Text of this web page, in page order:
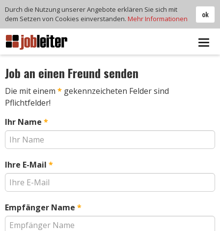
Job an einen Freund senden
Die mit einem * gekennzeicheten Felder sind
Pflichtfelder!
Ihr Name *
Ihre E-Mail *
Empfänger Name *
ok
Durch die Nutzung unserer Angebote erklären Sie sich mit
dem Setzen von Cookies einverstanden. Mehr Informationen